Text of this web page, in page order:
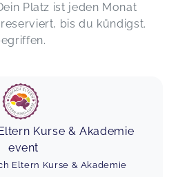
Platz ist jeden Monat
bis du kündigst.
Kurse & Akademie
event
Eltern Kurse & Akademie